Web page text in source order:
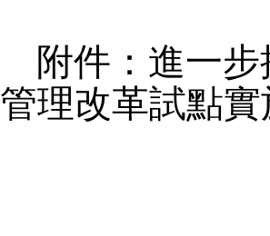
附件：進一
管理改革試點